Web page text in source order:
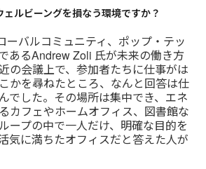
ルビーングを損なう環境ですか？
ーバルコミュニティ、ポップ・テッ
あるAndrew Zoli 氏が未来の働き方
の会議上で、参加者たちに仕事がは
かを尋ねたところ、なんと回答は仕
でした。その場所は集中でき、エネ
カフェやホームオフィス、図書館な
ープの中で一人だけ、明確な目的を
気に満ちたオフィスだと答えた人が